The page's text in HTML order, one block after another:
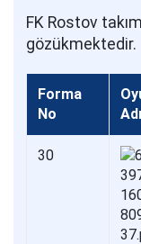
FK Rostov
gözükmektedir.
Forma
No
Adı
30